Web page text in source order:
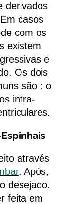
derivados
casos
com os
existem
e
Os dois
são : o
intra-
através
. Após,
desejado.
feita em